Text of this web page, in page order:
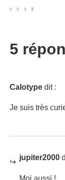
5
Calotype dit :
Je suis très
jupiter2000
Moi aussi !